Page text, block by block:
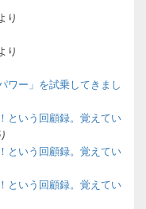
り
り
ワー」を試乗してきまし
という回顧録。覚えてい
という回顧録。覚えてい
という回顧録。覚えてい